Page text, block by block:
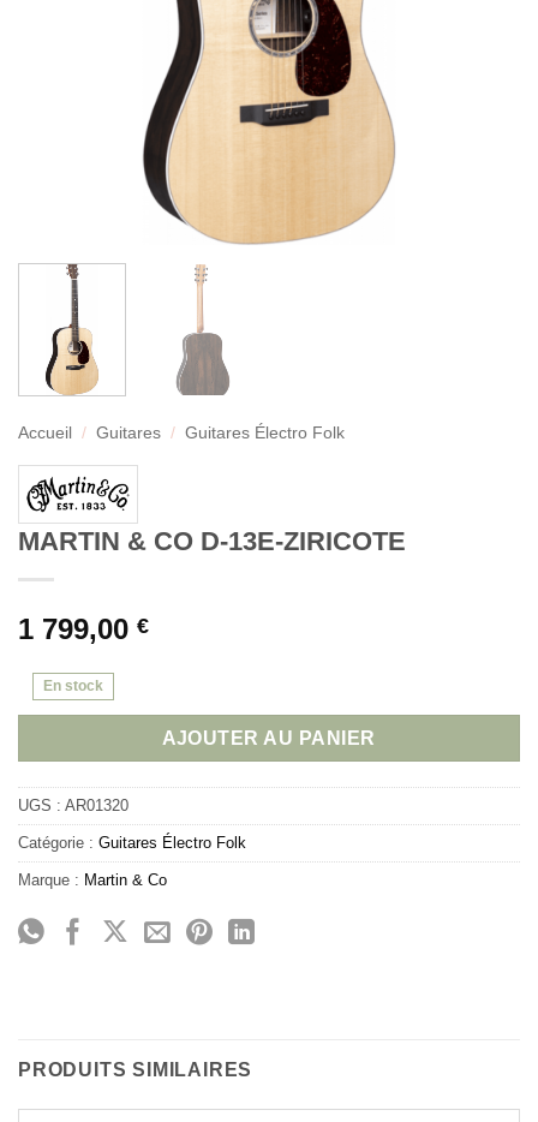
Accueil / Guitares / Guitares Électro Folk
MARTIN & CO D-13E-ZIRICOTE
1 799,00 €
En stock
AJOUTER AU PANIER
UGS : AR01320
Catégorie : Guitares Électro Folk
Marque : Martin & Co
PRODUITS SIMILAIRES